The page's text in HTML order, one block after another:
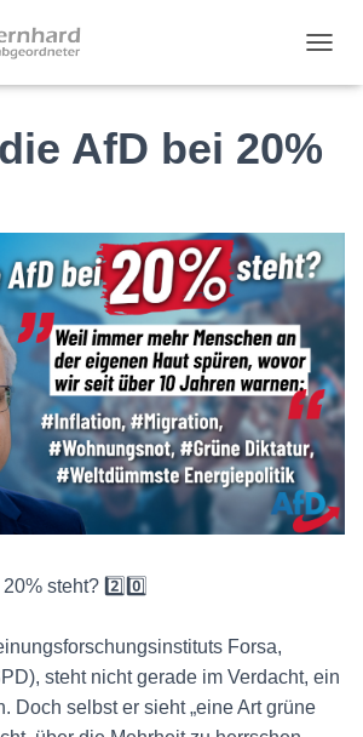
AfD bei 20%
steht? 2️⃣0️⃣
Forsa,
steht nicht gerade im Verdacht, ein
Doch selbst er sieht „eine Art grüne